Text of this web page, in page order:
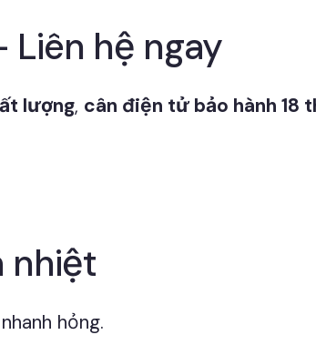
Liên hệ ngay
lượng, cân điện tử bảo hành 18
nhiệt
hỏng.